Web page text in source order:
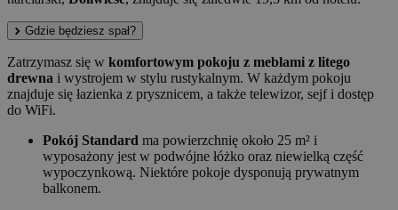
Gdzie będziesz spał?
Zatrzymasz się w komfortowym pokoju z meblami z litego
drewna i wystrojem w stylu rustykalnym. W każdym pokoju
znajduje się łazienka z prysznicem, a także telewizor, sejf i dostęp
do WiFi.
Pokój Standard ma powierzchnię około 25 m² i
wyposażony jest w podwójne łóżko oraz niewielką część
wypoczynkową. Niektóre pokoje dysponują prywatnym
balkonem.